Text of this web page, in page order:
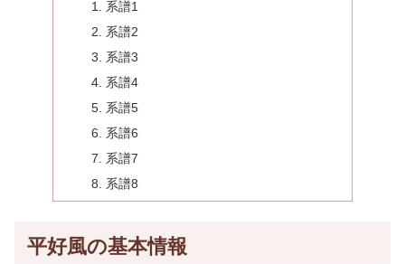
系譜1
系譜2
系譜3
系譜4
系譜5
系譜6
系譜7
系譜8
平好風の基本情報